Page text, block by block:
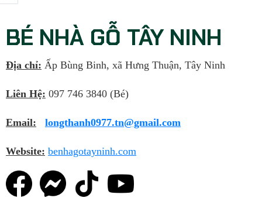
BÉ NHÀ GỖ TÂY NINH
Địa chỉ: Ấp Bùng Binh, xã Hưng Thuận, Tây Ninh
Liên Hệ: 097 746 3840 (Bé)
Email: longthanh0977.tn@gmail.com
Website: benhagotayninh.com